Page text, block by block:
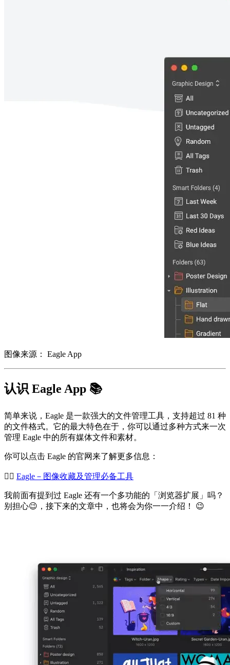
图像来源： Eagle App
认识 Eagle App 📚
简单来说，Eagle 是一款强大的文件管理工具，支持超过 81 种
的文件格式。它的最大特色在于，你可以通过多种方式来一次
管理 Eagle 中的所有媒体文件和素材。
你可以点击 Eagle 的官网来了解更多信息：
👉🏻 Eagle－图像收藏及管理必备工具
我前面有提到过 Eagle 还有一个多功能的「浏览器扩展」吗？
别担心😉，接下来的文章中，也将会为你一一介绍！ 😉